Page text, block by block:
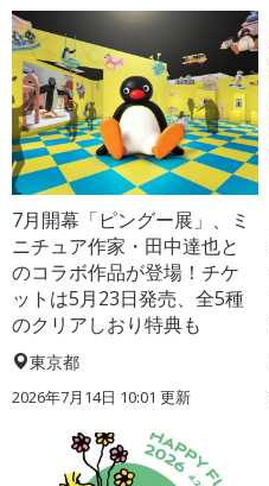
7月開幕「ピングー展」、ミ
ニチュア作家・田中達也と
のコラボ作品が登場！チケ
ットは5月23日発売、全5種
のクリアしおり特典も
東京都
2026年7月14日 10:01 更新